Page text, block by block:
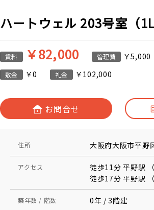
ハートウェル 203号室（
賃料 ￥82,000 管理費 ￥5,000
敷金 ￥0 礼金 ￥102,000
お問合せ
住所 大阪府大阪市平野
アクセス
徒歩11分 平野駅
徒歩17分 平野駅 （
築年数 / 階数 0年 / 3階建